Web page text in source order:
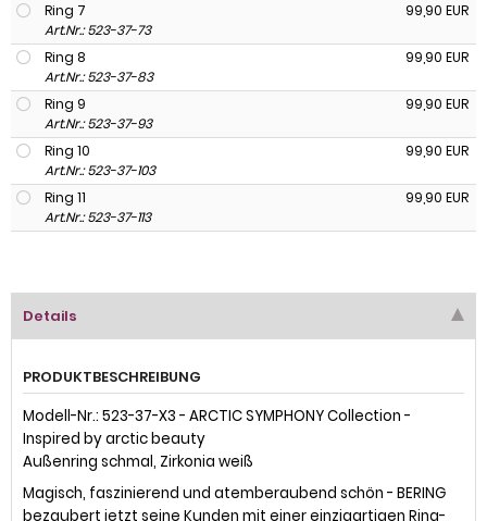
Ring 7
99,90 EUR
Art.Nr.: 523-37-73
Ring 8
99,90 EUR
Art.Nr.: 523-37-83
Ring 9
99,90 EUR
Art.Nr.: 523-37-93
Ring 10
99,90 EUR
Art.Nr.: 523-37-103
Ring 11
99,90 EUR
Art.Nr.: 523-37-113
Details
PRODUKTBESCHREIBUNG
Modell-Nr.: 523-37-X3 - ARCTIC SYMPHONY Collection -
Inspired by arctic beauty
Außenring schmal, Zirkonia weiß
Magisch, faszinierend und atemberaubend schön - BERING
bezaubert jetzt seine Kunden mit einer einzigartigen Ring-